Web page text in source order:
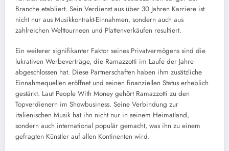
Branche etabliert. Sein Verdienst aus über 30 Jahren Karriere ist
nicht nur aus Musikkontrakt-Einnahmen, sondern auch aus
zahlreichen Welttourneen und Plattenverkäufen resultiert.
Ein weiterer signifikanter Faktor seines Privatvermögens sind die
lukrativen Werbeverträge, die Ramazzotti im Laufe der Jahre
abgeschlossen hat. Diese Partnerschaften haben ihm zusätzliche
Einnahmequellen eröffnet und seinen finanziellen Status erheblich
gestärkt. Laut People With Money gehört Ramazzotti zu den
Topverdienern im Showbusiness. Seine Verbindung zur
italienischen Musik hat ihn nicht nur in seinem Heimatland,
sondern auch international populär gemacht, was ihn zu einem
gefragten Künstler auf allen Kontinenten wird.